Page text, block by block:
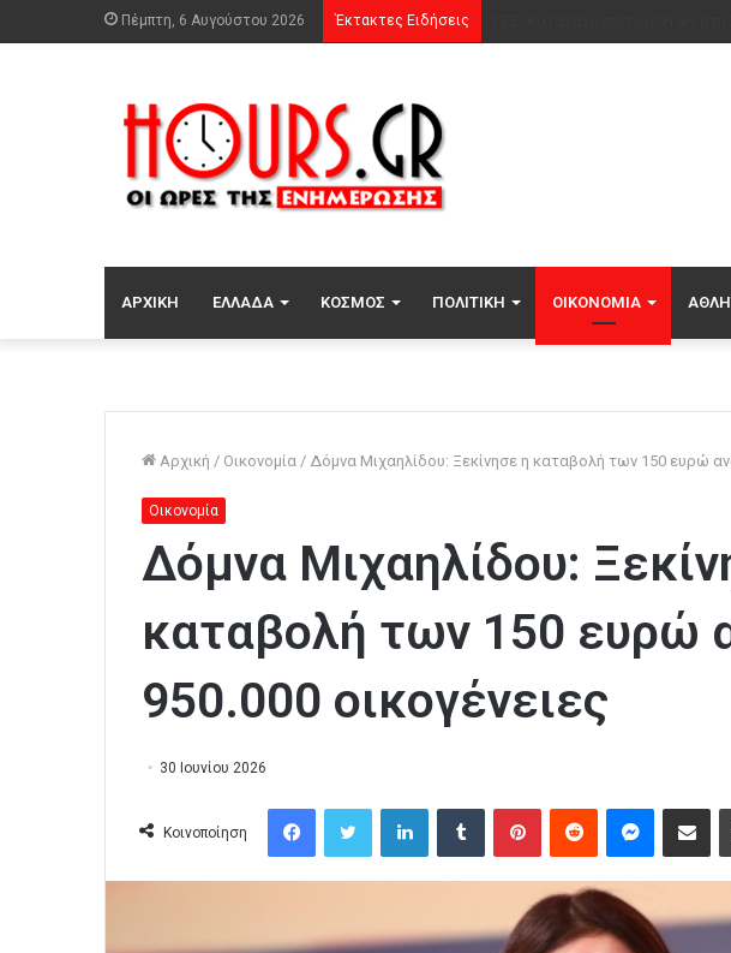
Πέμπτη, 6 Αυγούστου 2026 Έκτακτες Ειδήσεις
ΑΡΧΙΚΉ ΕΛΛΆΔΑ ΚΌΣΜΟΣ ΠΟΛΙΤΙΚΉ ΟΙΚΟΝΟΜΊΑ
Αρχική / Οικονομία / Δόμνα Μιχαηλίδου: Ξεκίνησε η καταβολή των 150 ευρώ
Οικονομία
Δόμνα Μιχαηλίδου:
καταβολή των 150 ευρώ
950.000 οικογένειες
30 Ιουνίου 2026
Κοινοποίηση